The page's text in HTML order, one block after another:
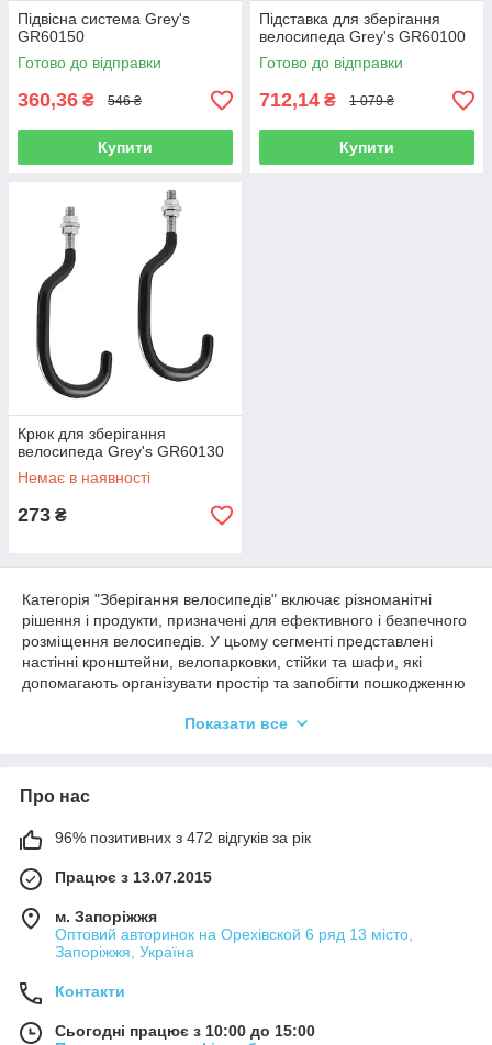
Підвісна система Grey's
GR60150
Готово до відправки
360,36 ₴ 546 ₴
Купити
Підставка для зберігання
велосипеда Grey's GR60100
Готово до відправки
712,14 ₴ 1 079 ₴
Купити
Крюк для зберігання
велосипеда Grey's GR60130
Немає в наявності
273 ₴
Категорія "Зберігання велосипедів" включає різноманітні
рішення і продукти, призначені для ефективного і безпечного
розміщення велосипедів. У цьому сегменті представлені
настінні кронштейни, велопарковки, стійки та шафи, які
допомагають організувати простір та запобігти пошкодженню
матеріалам, користувачі можуть вибрати відповідний варіант
їхньої служби, а й сприяє підтримці порядку в гаражі або на
балконі.
Показати все
Про нас
96% позитивних з 472 відгуків за рік
Працює з 13.07.2015
м. Запоріжжя
Оптовий авторинок на Орехівской 6 ряд 13 місто,
Запоріжжя, Україна
Контакти
Сьогодні працює з 10:00 до 15:00